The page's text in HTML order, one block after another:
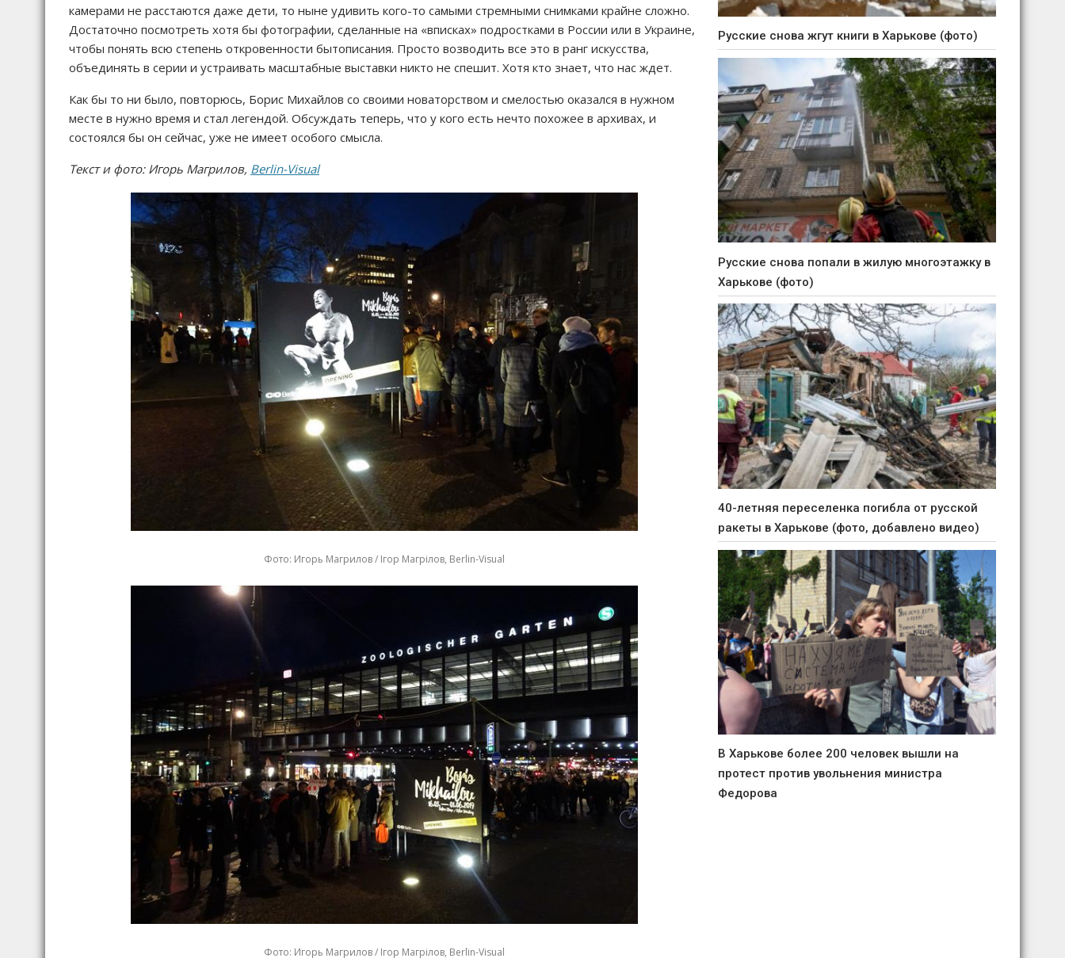
камерами не расстаются даже дети, то ныне удивить кого-то самыми стремными снимками крайне сложно.
Достаточно посмотреть хотя бы фотографии, сделанные на «вписках» подростками в России или в Украине,
чтобы понять всю степень откровенности бытописания. Просто возводить все это в ранг искусства,
объединять в серии и устраивать масштабные выставки никто не спешит. Хотя кто знает, что нас ждет.
Как бы то ни было, повторюсь, Борис Михайлов со своими новаторством и смелостью оказался в нужном
месте в нужно время и стал легендой. Обсуждать теперь, что у кого есть нечто похожее в архивах, и
состоялся бы он сейчас, уже не имеет особого смысла.
Текст и фото: Игорь Магрилов, Berlin-Visual
Фото: Игорь Магрилов / Ігор Магрілов, Berlin-Visual
Фото: Игорь Магрилов / Ігор Магрілов, Berlin-Visual
Русские снова жгут книги в Харькове (фото)
Русские снова попали в жилую многоэтажку в
Харькове (фото)
40-летняя переселенка погибла от русской
ракеты в Харькове (фото, добавлено видео)
В Харькове более 200 человек вышли на
протест против увольнения министра
Федорова